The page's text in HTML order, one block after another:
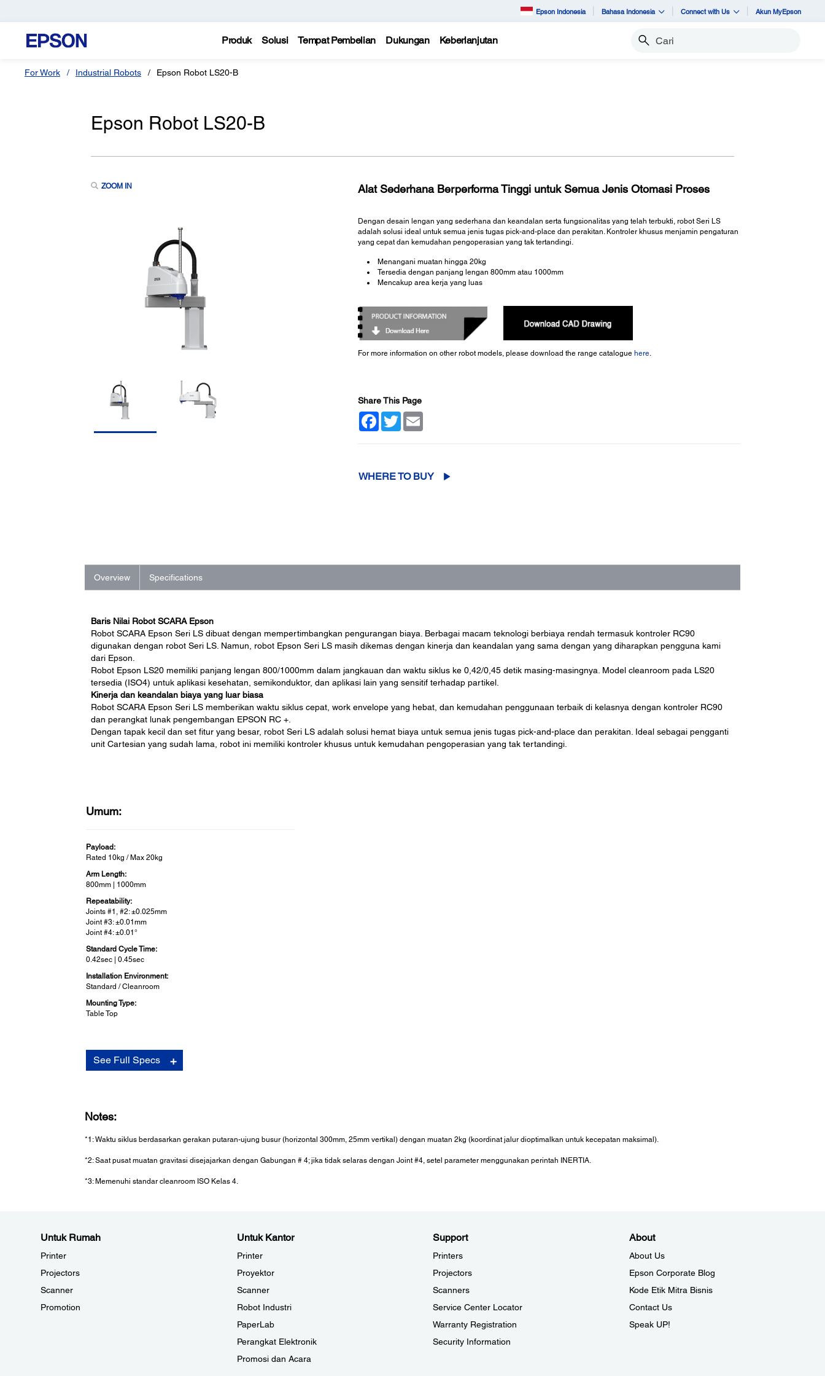
Epson Indonesia Bahasa Indonesia Connect with Us Akun MyEpson
Produk Solusi Tempat Pembelian Dukungan Keberlanjutan Cari
For Work Industrial Robots Epson Robot LS20-B
Epson Robot LS20-B
ZOOM IN Alat Sederhana Berperforma Tinggi untuk Semua Jenis Otomasi Proses
Dengan desain lengan yang sederhana dan keandalan serta fungsionalitas yang telah terbukti, robot Seri LS
adalah solusi ideal untuk semua jenis tugas pick-and-place dan perakitan. Kontroler khusus menjamin pengaturan
yang cepat dan kemudahan pengoperasian yang tak tertandingi.
Menangani muatan hingga 20kg
Tersedia dengan panjang lengan 800mm atau 1000mm
Mencakup area kerja yang luas
For more information on other robot models, please download the range catalogue here.
Share This Page
Facebook
TwitterEmail
WHERE TO BUY
Overview Specifications
Baris Nilai Robot SCARA Epson
Robot SCARA Epson Seri LS dibuat dengan mempertimbangkan pengurangan biaya. Berbagai macam teknologi berbiaya rendah termasuk kontroler RC90
digunakan dengan robot Seri LS. Namun, robot Epson Seri LS masih dikemas dengan kinerja dan keandalan yang sama dengan yang diharapkan pengguna kami
dari Epson.
Robot Epson LS20 memiliki panjang lengan 800/1000mm dalam jangkauan dan waktu siklus ke 0,42/0,45 detik masing-masingnya. Model cleanroom pada LS20
tersedia (ISO4) untuk aplikasi kesehatan, semikonduktor, dan aplikasi lain yang sensitif terhadap partikel.
Kinerja dan keandalan biaya yang luar biasa
Robot SCARA Epson Seri LS memberikan waktu siklus cepat, work envelope yang hebat, dan kemudahan penggunaan terbaik di kelasnya dengan kontroler RC90
dan perangkat lunak pengembangan EPSON RC +.
Dengan tapak kecil dan set fitur yang besar, robot Seri LS adalah solusi hemat biaya untuk semua jenis tugas pick-and-place dan perakitan. Ideal sebagai pengganti
unit Cartesian yang sudah lama, robot ini memiliki kontroler khusus untuk kemudahan pengoperasian yang tak tertandingi.
Umum:
Payload:
Rated 10kg / Max 20kg
Arm Length:
800mm | 1000mm
Repeatability:
Joints #1, #2: ±0.025mm
Joint #3: ±0.01mm
Joint #4: ±0.01°
Standard Cycle Time:
0.42sec | 0.45sec
Installation Environment:
Standard / Cleanroom
Mounting Type:
Table Top
See Full Specs
Notes:
*1: Waktu siklus berdasarkan gerakan putaran-ujung busur (horizontal 300mm, 25mm vertikal) dengan muatan 2kg (koordinat jalur dioptimalkan untuk kecepatan maksimal).
*2: Saat pusat muatan gravitasi disejajarkan dengan Gabungan # 4; jika tidak selaras dengan Joint #4, setel parameter menggunakan perintah INERTIA.
*3: Memenuhi standar cleanroom ISO Kelas 4.
Untuk Rumah
Printer
Projectors
Scanner
Promotion
Untuk Kantor
Printer
Proyektor
Scanner
Robot Industri
PaperLab
Perangkat Elektronik
Promosi dan Acara
Support
Printers
Projectors
Scanners
Service Center Locator
Warranty Registration
Security Information
About
About Us
Epson Corporate Blog
Kode Etik Mitra Bisnis
Contact Us
Speak UP!